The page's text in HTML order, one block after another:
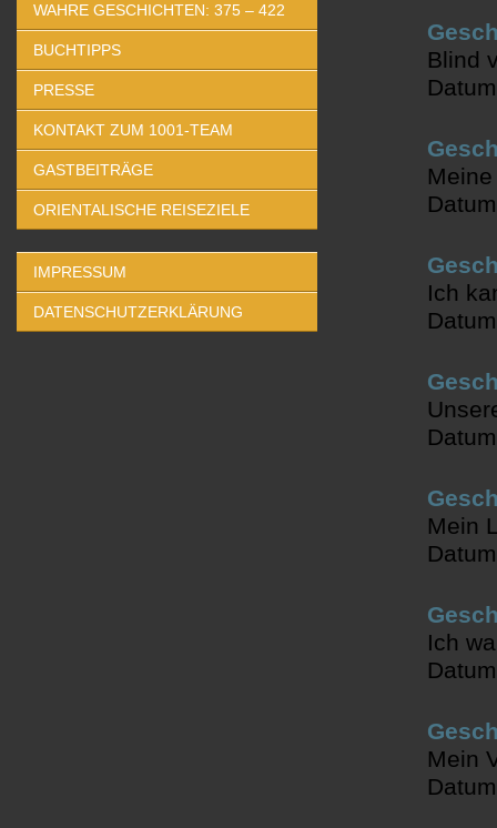
WAHRE GESCHICHTEN: 375 – 422
BUCHTIPPS
PRESSE
KONTAKT ZUM 1001-TEAM
GASTBEITRÄGE
ORIENTALISCHE REISEZIELE
IMPRESSUM
DATENSCHUTZERKLÄRUNG
Blind
Ich
Mein
Ich
Mein